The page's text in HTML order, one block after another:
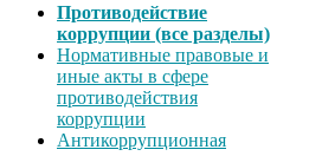
Противодействие
коррупции (все разделы)
Нормативные правовые и
иные акты в сфере
противодействия
коррупции
Антикоррупционная